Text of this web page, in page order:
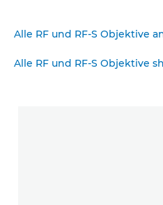
Alle RF und RF-S Objektive
Alle RF und RF-S Objektive